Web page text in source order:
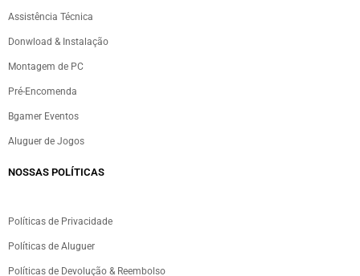
Assistência Técnica
Donwload & Instalação
Montagem de PC
Pré-Encomenda
Bgamer Eventos
Aluguer de Jogos
NOSSAS POLÍTICAS
Políticas de Privacidade
Políticas de Aluguer
Políticas de Devolução & Reembolso